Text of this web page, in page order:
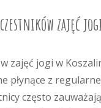
zajęć
zajęć jogi w
płynące z
często